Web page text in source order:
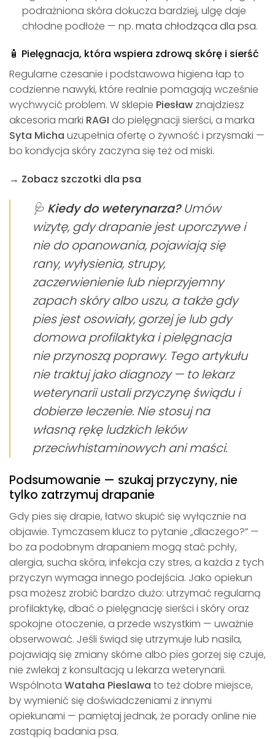
podrażniona skóra dokucza bardziej, ulgę daje
chłodne podłoże — np. mata chłodząca dla psa.
🧴 Pielęgnacja, która wspiera zdrową skórę i sierść
Regularne czesanie i podstawowa higiena łap to
codzienne nawyki, które realnie pomagają wcześnie
wychwycić problem. W sklepie Piesław znajdziesz
akcesoria marki RAGI do pielęgnacji sierści, a marka
Syta Micha uzupełnia ofertę o żywność i przysmaki —
bo kondycja skóry zaczyna się też od miski.
→ Zobacz szczotki dla psa
🩺 Kiedy do weterynarza?Umów
wizytę, gdy drapanie jest uporczywe i
nie do opanowania, pojawiają się
rany, wyłysienia, strupy,
zaczerwienienie lub nieprzyjemny
zapach skóry albo uszu, a także gdy
pies jest osowiały, gorzej je lub gdy
domowa profilaktyka i pielęgnacja
nie przynoszą poprawy. Tego artykułu
nie traktuj jako diagnozy — to lekarz
weterynarii ustali przyczynę świądu i
dobierze leczenie. Nie stosuj na
własną rękę ludzkich leków
przeciwhistaminowych ani maści.
Podsumowanie — szukaj przyczyny, nie
tylko zatrzymuj drapanie
Gdy pies się drapie, łatwo skupić się wyłącznie na
objawie. Tymczasem klucz to pytanie „dlaczego?” —
bo za podobnym drapaniem mogą stać pchły,
alergia, sucha skóra, infekcja czy stres, a każda z tych
przyczyn wymaga innego podejścia. Jako opiekun
psa możesz zrobić bardzo dużo: utrzymać regularną
profilaktykę, dbać o pielęgnację sierści i skóry oraz
spokojne otoczenie, a przede wszystkim — uważnie
obserwować. Jeśli świąd się utrzymuje lub nasila,
pojawiają się zmiany skórne albo pies gorzej się czuje,
nie zwlekaj z konsultacją u lekarza weterynarii.
Wspólnota Wataha Pieslawa to też dobre miejsce,
by wymienić się doświadczeniami z innymi
opiekunami — pamiętaj jednak, że porady online nie
zastąpią badania psa.